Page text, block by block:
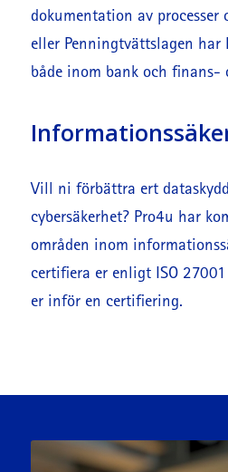
dokumentation av processer
eller Penningtvättslagen har
både inom bank och finans-
Vill ni förbättra ert
cybersäkerhet? Pro4u har
områden inom
certifiera er enligt ISO
er inför en certifiering.